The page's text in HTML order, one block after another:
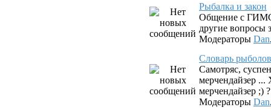
Рыбалка и закон
Общение с
другие вопросы
Модераторы Dan
Словарь
Самотряс,
мерчендайзер ...
мерчендайзер ;) ?
Модераторы Dan